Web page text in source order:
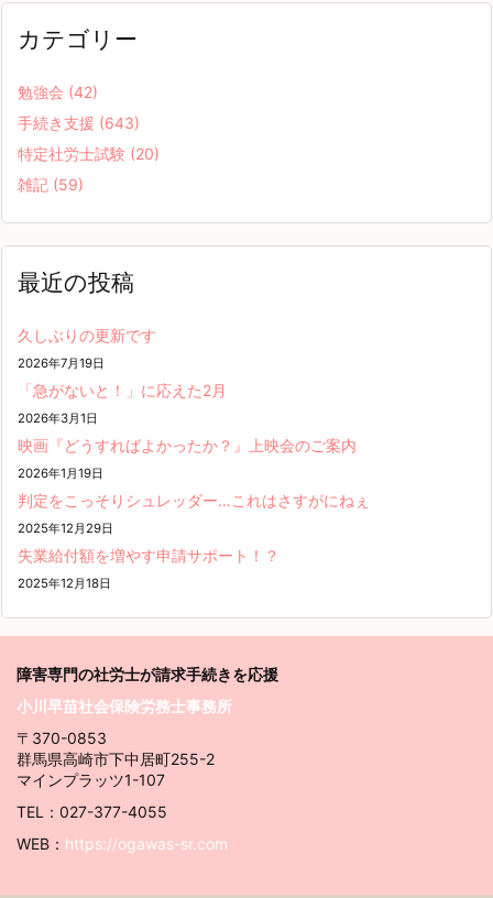
カテゴリー
勉強会 (42)
手続き支援 (643)
特定社労士試験 (20)
雑記 (59)
最近の投稿
久しぶりの更新です
2026年7月19日
「急がないと！」に応えた2月
2026年3月1日
映画『どうすればよかったか？』上映会のご案内
2026年1月19日
判定をこっそりシュレッダー…これはさすがにねぇ
2025年12月29日
失業給付額を増やす申請サポート！？
2025年12月18日
障害専門の社労士が請求手続きを応援
小川早苗社会保険労務士事務所
〒370-0853
群馬県高崎市下中居町255-2
マインプラッツ1-107
TEL：027-377-4055
WEB： https://ogawas-sr.com